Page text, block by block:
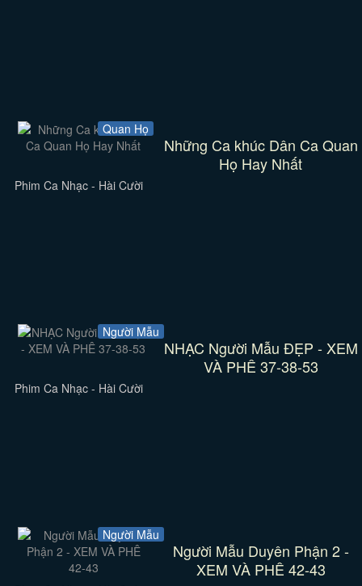
Quan Họ
Những Ca khúc Dân Ca Quan
Họ Hay Nhất
Phim Ca Nhạc - Hài Cười
Người Mẫu
NHẠC Người Mẫu ĐẸP - XEM
VÀ PHÊ 37-38-53
Phim Ca Nhạc - Hài Cười
Người Mẫu
Người Mẫu Duyên Phận 2 -
XEM VÀ PHÊ 42-43